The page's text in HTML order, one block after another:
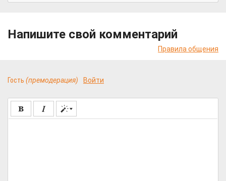
Напишите свой комментарий
Правила общения
Гость (премодерация) Войти